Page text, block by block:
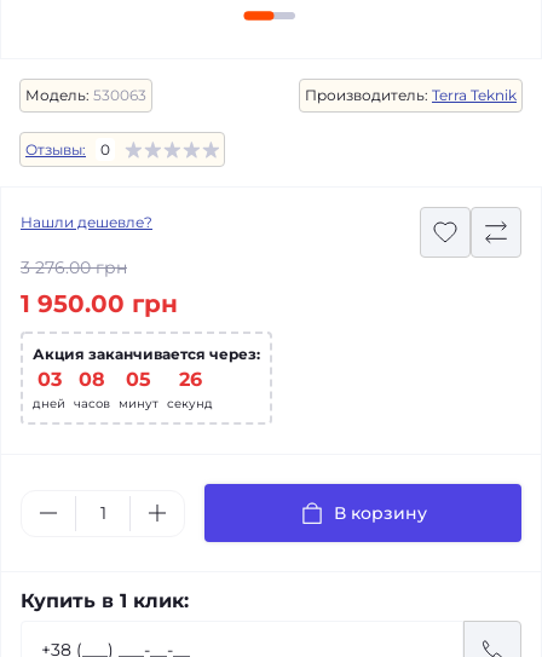
Модель: 530063 Производитель: Terra Teknik
Отзывы: 0
Нашли дешевле?
3 276.00 грн
1 950.00 грн
Акция заканчивается через:
03
дней
08
часов
05
минут
26
секунд
В корзину
Купить в 1 клик: